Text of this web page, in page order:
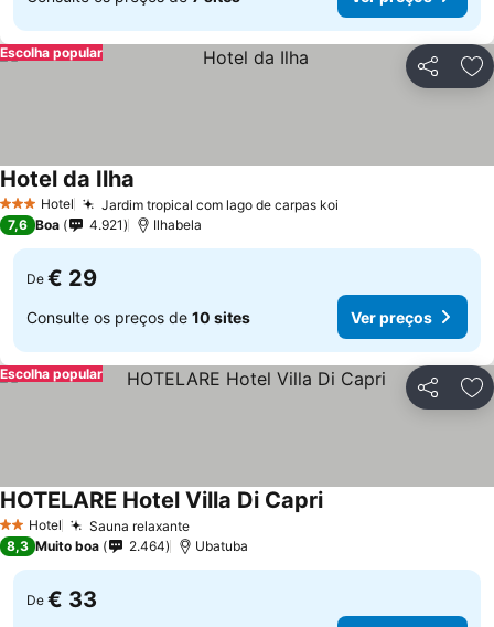
Partilhar
Escolha popular
3 EstrelasHotel Jardim tropical com lago de carpas koi
Hotel da Ilha
7,6 Boa 4.921 Ilhabela
De € 29
Consulte os preços de 10 sites Ver preços
Partilhar
Escolha popular
2 Estrelas
Hotel Sauna relaxante
HOTELARE Hotel Villa Di Capri
8,3 Muito boa 2.464 Ubatuba
De € 33